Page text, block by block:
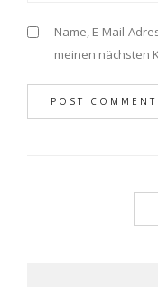
Name, E-Mail-
meinen nächsten